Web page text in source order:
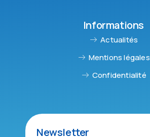
Informations
Actualités
Mentions légales
Confidentialité
Newsletter